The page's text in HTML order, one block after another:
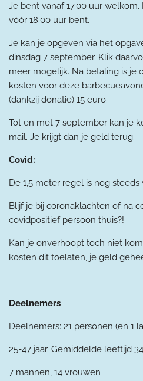
Je bent vanaf 17.00 uur welkom.
vóór 18.00 uur bent.
Je kan je opgeven via het
dinsdag 7 september. Klik
meer mogelijk. Na betaling is je
kosten voor deze
(dankzij donatie) 15 euro.
Tot en met 7 september kan je
mail. Je krijgt dan je geld terug.
Covid:
De 1,5 meter regel is nog steeds
Blijf je bij coronaklachten of na
covidpositief persoon thuis?!
Kan je onverhoopt toch niet
kosten dit toelaten, je geld
Deelnemers
Deelnemers: 21 personen (en 1
25-47 jaar. Gemiddelde leeftijd
7 mannen, 14 vrouwen